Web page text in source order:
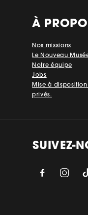
À
Nos missions
Le Nouveau
Notre équipe
Jobs
Mise à
privés.
SUIVEZ-